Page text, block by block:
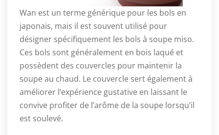
Wan est un terme générique pour les bols en
japonais, mais il est souvent utilisé pour
désigner spécifiquement les bols à soupe miso.
Ces bols sont généralement en bois laqué et
possèdent des couvercles pour maintenir la
soupe au chaud. Le couvercle sert également à
améliorer l’expérience gustative en laissant le
convive profiter de l’arôme de la soupe lorsqu’il
est soulevé.